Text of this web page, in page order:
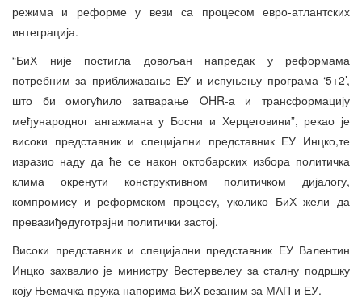
режима и реформе у вези са процесом евро-атлантских
интеграција.
“БиХ није постигла довољан напредак у реформама
потребним за приближавање ЕУ и испуњењу програма ‘5+2’,
што би омогућило затварање OHR-а и трансформацију
међународног ангажмана у Босни и Херцеговини”, рекао је
високи представник и специјални представник ЕУ Инцко,те
изразио наду да ће се након октобарских избора политичка
клима окренути конструктивном политичком дијалогу,
компромису и реформском процесу, уколико БиХ жели да
превазиђедуготрајни политички застој.
Високи представник и специјални представник ЕУ Валентин
Инцко захвалио је министру Вестервелеу за сталну подршку
коју Њемачка пружа напорима БиХ везаним за МАП и ЕУ.